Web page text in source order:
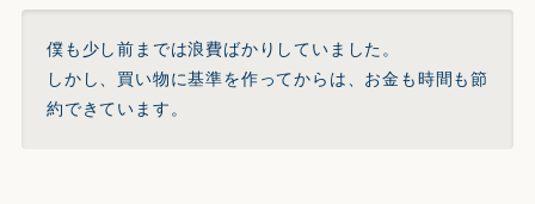
僕も少し前までは浪費ばかりしていました。
しかし、買い物に基準を作ってからは、お金も時間も節
約できています。